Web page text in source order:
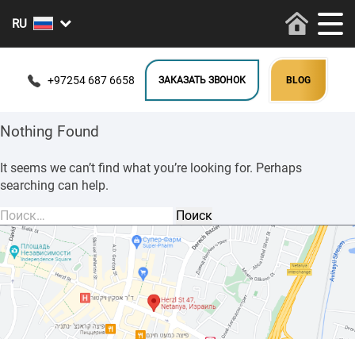
+97254 687 6658 ЗАКАЗАТЬ ЗВОНОК BLOG
Nothing Found
It seems we can’t find what you’re looking for. Perhaps
searching can help.
Найти: